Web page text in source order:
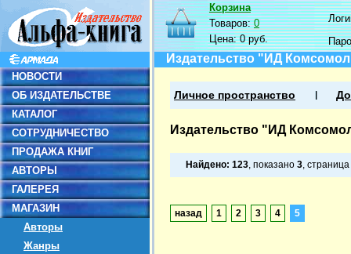
НОВОСТИ
ОБ ИЗДАТЕЛЬСТВЕ
КАТАЛОГ
СОТРУДНИЧЕСТВО
ПРОДАЖА КНИГ
АВТОРЫ
ГАЛЕРЕЯ
МАГАЗИН
Авторы
Жанры
Корзина
Товаров:0
Цена:0 руб.
Издательство "ИД
Личное пространство
Издательство "ИД
Найдено: 123, показано 3, страница
назад 1 2 3 4 5